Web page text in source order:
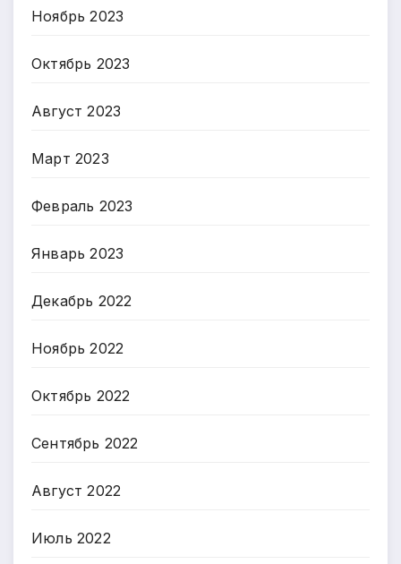
Ноябрь 2023
Октябрь 2023
Август 2023
Март 2023
Февраль 2023
Январь 2023
Декабрь 2022
Ноябрь 2022
Октябрь 2022
Сентябрь 2022
Август 2022
Июль 2022